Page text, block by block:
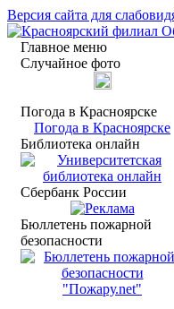
Версия сайта для
Главное меню
Случайное фото
Погода в Красноярске
Погода в Красноярске
Библиотека онлайн
Сбербанк России
Бюллетень пожарной
безопасности